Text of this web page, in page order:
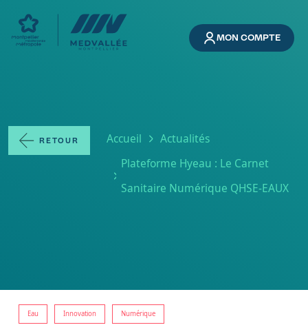
MON COMPTE
RETOUR Fil d'Ariane
Accueil
Actualités
Plateforme Hyeau : Le Carnet
Sanitaire Numérique QHSE-EAUX
Eau Innovation Numérique